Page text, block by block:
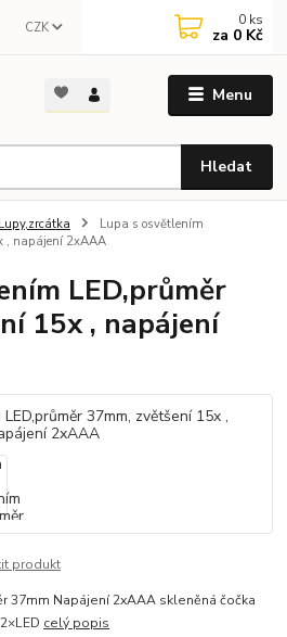
Menu
CZK
Hledat
0 ks
za 0 Kč
Lupy,zrcátka
Lupa s osvětlením
, napájení 2xAAA
LED,průměr
15x , napájení
produkt
37mm Napájení 2xAAA skleněná čočka
celý popis